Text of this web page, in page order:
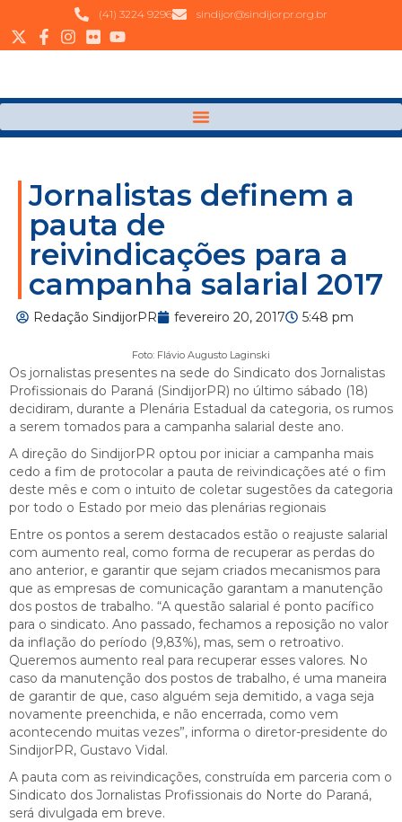
(41) 3224 9296 sindijor@sindijorpr.org.br
Jornalistas definem a
pauta de
reivindicações para a
campanha salarial 2017
Redação SindijorPR fevereiro 20, 2017 5:48 pm
Foto: Flávio Augusto Laginski
Os jornalistas presentes na sede do Sindicato dos Jornalistas
Profissionais do Paraná (SindijorPR) no último sábado (18)
decidiram, durante a Plenária Estadual da categoria, os rumos
a serem tomados para a campanha salarial deste ano.
A direção do SindijorPR optou por iniciar a campanha mais
cedo a fim de protocolar a pauta de reivindicações até o fim
deste mês e com o intuito de coletar sugestões da categoria
por todo o Estado por meio das plenárias regionais
Entre os pontos a serem destacados estão o reajuste salarial
com aumento real, como forma de recuperar as perdas do
ano anterior, e garantir que sejam criados mecanismos para
que as empresas de comunicação garantam a manutenção
dos postos de trabalho. “A questão salarial é ponto pacífico
para o sindicato. Ano passado, fechamos a reposição no valor
da inflação do período (9,83%), mas, sem o retroativo.
Queremos aumento real para recuperar esses valores. No
caso da manutenção dos postos de trabalho, é uma maneira
de garantir de que, caso alguém seja demitido, a vaga seja
novamente preenchida, e não encerrada, como vem
acontecendo muitas vezes”, informa o diretor-presidente do
SindijorPR, Gustavo Vidal.
A pauta com as reivindicações, construída em parceria com o
Sindicato dos Jornalistas Profissionais do Norte do Paraná,
será divulgada em breve.